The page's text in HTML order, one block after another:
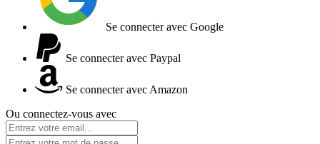
Se connecter avec Google
Se connecter avec Paypal
Se connecter avec Amazon
Ou connectez-vous avec